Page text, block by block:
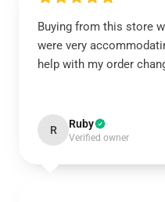
Buying from this store
were very
help with my order
R Ruby
Verified owner